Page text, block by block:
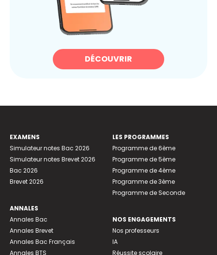
DÉCOUVRIR
EXAMENS
Simulateur notes Bac 2026
Simulateur notes Brevet 2026
Bac 2026
Brevet 2026
ANNALES
Annales Bac
Annales Brevet
Annales Bac Français
Annales BTS
LES PROGRAMMES
Programme de 6ème
Programme de 5ème
Programme de 4ème
Programme de 3ème
Programme de Seconde
NOS ENGAGEMENTS
Nos professeurs
IA
Réussite scolaire